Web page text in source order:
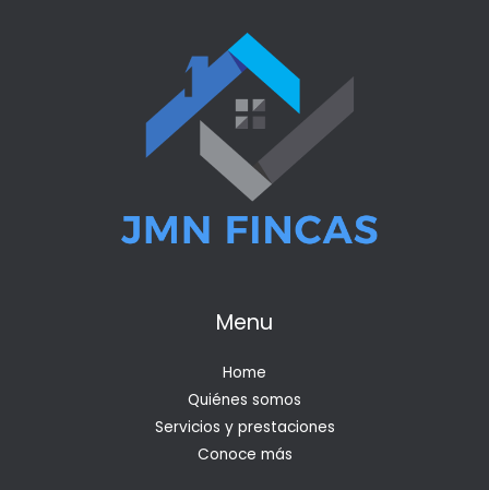
Menu
Home
Quiénes somos
Servicios y prestaciones
Conoce más